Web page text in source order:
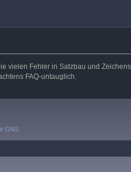
vielen Fehler in Satzbau und
FAQ-untauglich.
GNS